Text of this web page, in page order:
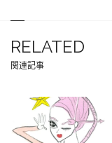
RELATED
関連記事